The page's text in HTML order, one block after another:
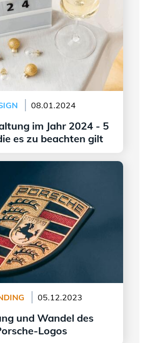
08.01.2024
im Jahr 2024 - 5
es zu beachten gilt
Weiter lesen
05.12.2023
und Wandel des
Logos